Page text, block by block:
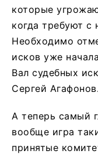
которые
когда требуют с
Необходимо
исков уже
Вал судебных
Сергей Агафонов.
А теперь самый
вообще игра
принятые